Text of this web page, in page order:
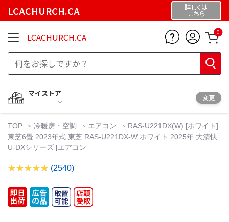
LCACHURCH.CA 詳しくは
こちら
LCACHURCH.CA 0
マイストア
変更
TOP 冷暖房・空調 エアコン
RAS-U221DX(W) [ホワイト]
東芝6畳 2023年式 東芝 RAS-U221DX-W ホワイト 2025年 大清快
U-DXシリーズ [エアコン
(2540)